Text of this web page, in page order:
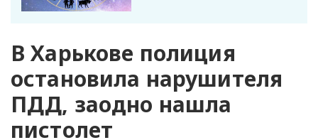
В Харькове полиция
остановила нарушителя
ПДД, заодно нашла
пистолет